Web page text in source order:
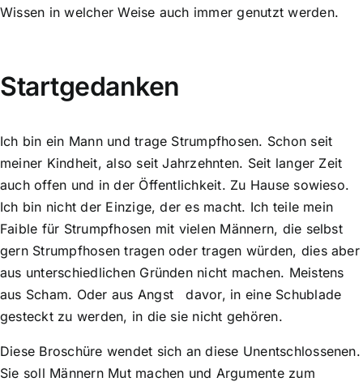
Wissen in welcher Weise auch immer genutzt werden.
Startgedanken
Ich bin ein Mann und trage Strumpfhosen. Schon seit
meiner Kindheit, also seit Jahrzehnten. Seit langer Zeit
auch offen und in der Öffentlichkeit. Zu Hause sowieso.
Ich bin nicht der Einzige, der es macht. Ich teile mein
Faible für Strumpfhosen mit vielen Männern, die selbst
gern Strumpfhosen tragen oder tragen würden, dies aber
aus unterschiedlichen Gründen nicht machen. Meistens
aus Scham. Oder aus Angst davor, in eine Schublade
gesteckt zu werden, in die sie nicht gehören.
Diese Broschüre wendet sich an diese Unentschlossenen.
Sie soll Männern Mut machen und Argumente zum